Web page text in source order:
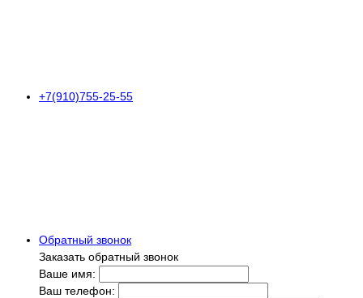
+7(910)755-25-55
Обратный звонок
Заказать обратный звонок
Ваше имя:
Ваш телефон: